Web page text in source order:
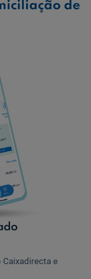
de
Caixadirecta e